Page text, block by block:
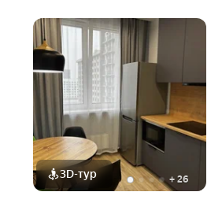
3D-тур + 26